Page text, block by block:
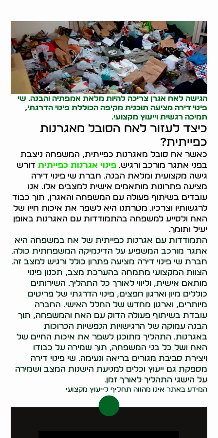
הגישה לאח אגרן צריכה להיות מלאת אמפתיה והבנה. שי
פינוי דירה מציעה תוכנית מקיפה הכוללת פינוי הדרגתי,
תמיכה רגשית וייעוץ מקצועי.
כיצד לעזור לאח הסובל מאגרנות
כפייתית?
כאשר אח סובל מאגרנות כפייתית, המשפחה ניצבת
בפני אתגר מורכב ורגיש.פינוי אגרנות כפייתית דורש
גישה מקצועית ומלאת הבנה. חברת שי פינוי דירה
מציעה פתרונות מותאמים אישית למצבים אלו. אנו
עובדים בשיתוף פעולה עם המשפחה והאגרן, תוך כבוד
לרגשותיו וצרכיו. מטרתנו היא לשפר את איכות חייו של
האח ולסייע למשפחה בהתמודדות עם האגרנות באופן
יעיל ותומך.
התמודדות עם אגרנות כפייתית של אח במשפחה היא
אתגר מורכב המשפיע על הדינמיקה המשפחתית כולה.
חברת שי פינוי דירה מציעה פתרון כולל ורגיש למצב זה.
הצוות המקצועי מתמחה בהערכת מצב, תכנון פינוי
מותאם אישית, וליווי לאורך כל התהליך. השירותים
כוללים מיון וארגון חפצים, פינוי הדרגתי של פריטים
מיותרים, וארגון מחדש של החלל האישי. החברה
עובדת בשיתוף פעולה הדוק עם האח והמשפחה, תוך
הבנה עמוקה של הרגישויות הנפשיות הכרוכות
באגרנות. התהליך מתוכנן לשפר את איכות החיים של
האח ושל כל בני המשפחה, תוך שמירה על כבודו
ויצירת סביבת מגורים בריאה ונעימה. שי פינוי דירה
מספקת גם ייעוץ וכלים למניעת הישנות המצב ושמירה
על הישגי התהליך לאורך זמן.
המידע באתר אינו מהווה תחליף לייעוץ מקצועי